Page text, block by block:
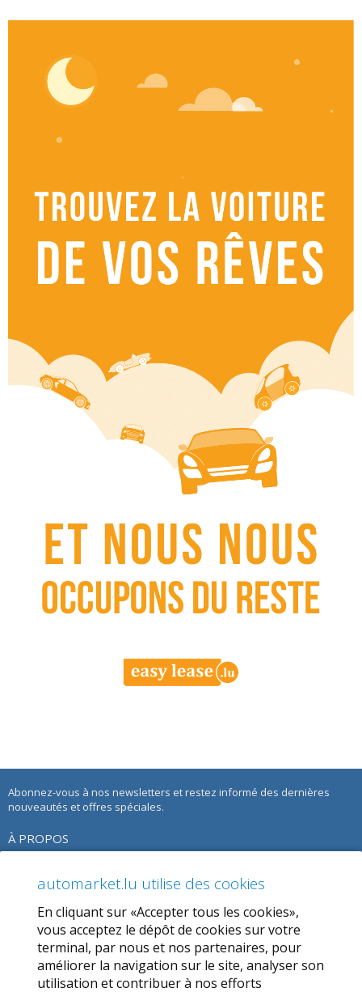
automarket.lu utilise des cookies
En cliquant sur «Accepter tous les cookies»,
vous acceptez le dépôt de cookies sur votre
terminal, par nous et nos partenaires, pour
améliorer la navigation sur le site, analyser son
utilisation et contribuer à nos efforts
Abonnez-vous à nos newsletters et restez informé des dernières
nouveautés et offres spéciales.
À PROPOS
Termes d’utilisation
Politique de confidentialité